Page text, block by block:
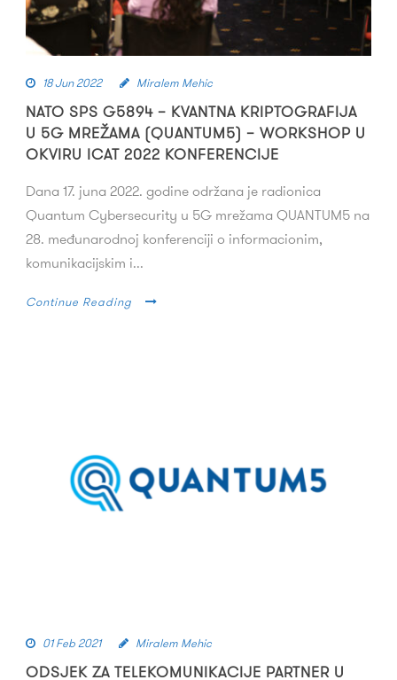
18 Jun 2022 Miralem Mehic
NATO SPS G5894 – KVANTNA KRIPTOGRAFIJA
U 5G MREŽAMA (QUANTUM5) – WORKSHOP U
OKVIRU ICAT 2022 KONFERENCIJE
Dana 17. juna 2022. godine održana je radionica
Quantum Cybersecurity u 5G mrežama QUANTUM5 na
28. međunarodnoj konferenciji o informacionim,
komunikacijskim i...
Continue Reading
01 Feb 2021 Miralem Mehic
ODSJEK ZA TELEKOMUNIKACIJE PARTNER U